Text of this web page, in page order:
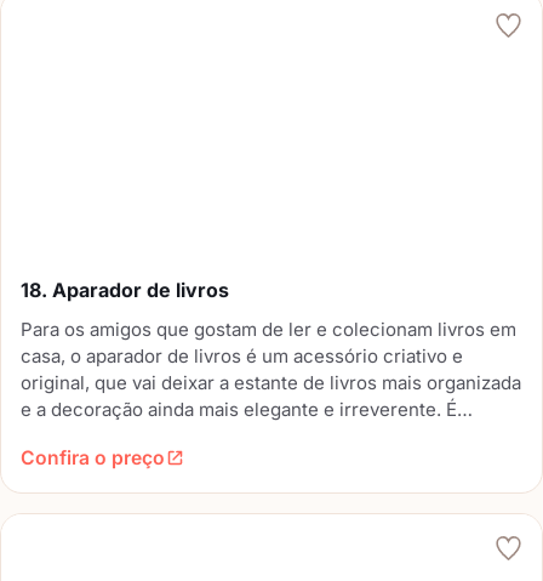
18. Aparador de livros
Para os amigos que gostam de ler e colecionam livros em
casa, o aparador de livros é um acessório criativo e
original, que vai deixar a estante de livros mais organizada
e a decoração ainda mais elegante e irreverente. É
texturas diferentes.
Confira o preço